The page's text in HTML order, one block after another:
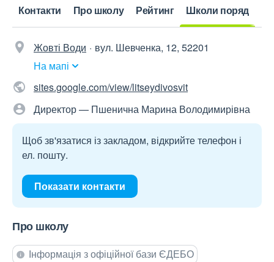
Контакти Про школу Рейтинг Школи поряд
Жовті Води
вул. Шевченка, 12, 52201
На мапі
sites.google.com/view/litseydivosvit
Директор — Пшенична Марина Володимирівна
Щоб зв'язатися із закладом, відкрийте телефон і
ел. пошту.
Показати контакти
Про школу
Інформація з офіційної бази ЄДЕБО